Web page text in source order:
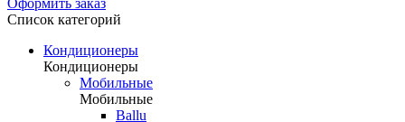
Оформить заказ
Список категорий
Кондиционеры
Кондиционеры
Мобильные
Мобильные
Ballu